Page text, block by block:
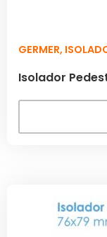
GERMER,
Isolador